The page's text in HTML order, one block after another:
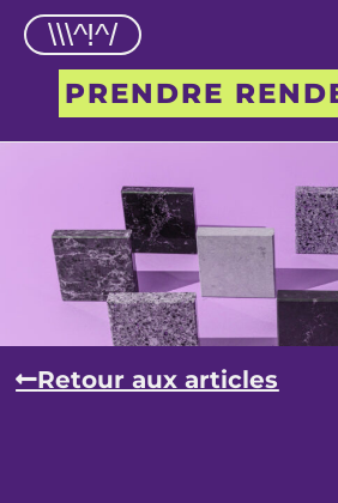
\\\^!^/
PRENDRE
Retour aux articles